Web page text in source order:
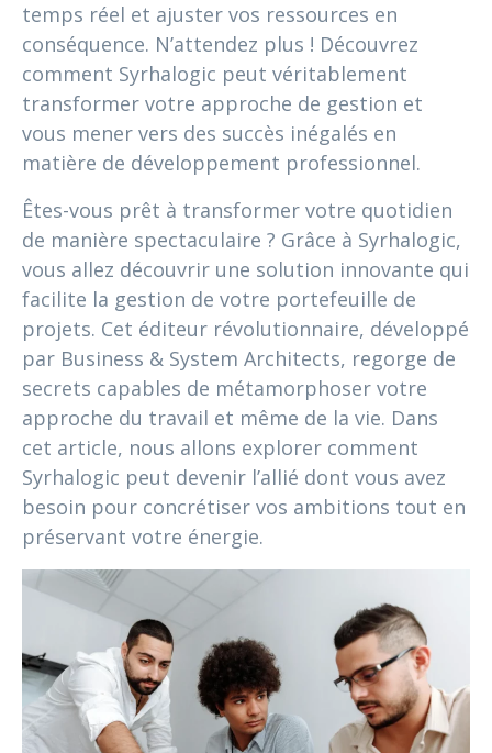
temps réel et ajuster vos ressources en
conséquence. N’attendez plus ! Découvrez
comment Syrhalogic peut véritablement
transformer votre approche de gestion et
vous mener vers des succès inégalés en
matière de développement professionnel.
Êtes-vous prêt à transformer votre quotidien
de manière spectaculaire ? Grâce à Syrhalogic,
vous allez découvrir une solution innovante qui
facilite la gestion de votre portefeuille de
projets. Cet éditeur révolutionnaire, développé
par Business & System Architects, regorge de
secrets capables de métamorphoser votre
approche du travail et même de la vie. Dans
cet article, nous allons explorer comment
Syrhalogic peut devenir l’allié dont vous avez
besoin pour concrétiser vos ambitions tout en
préservant votre énergie.